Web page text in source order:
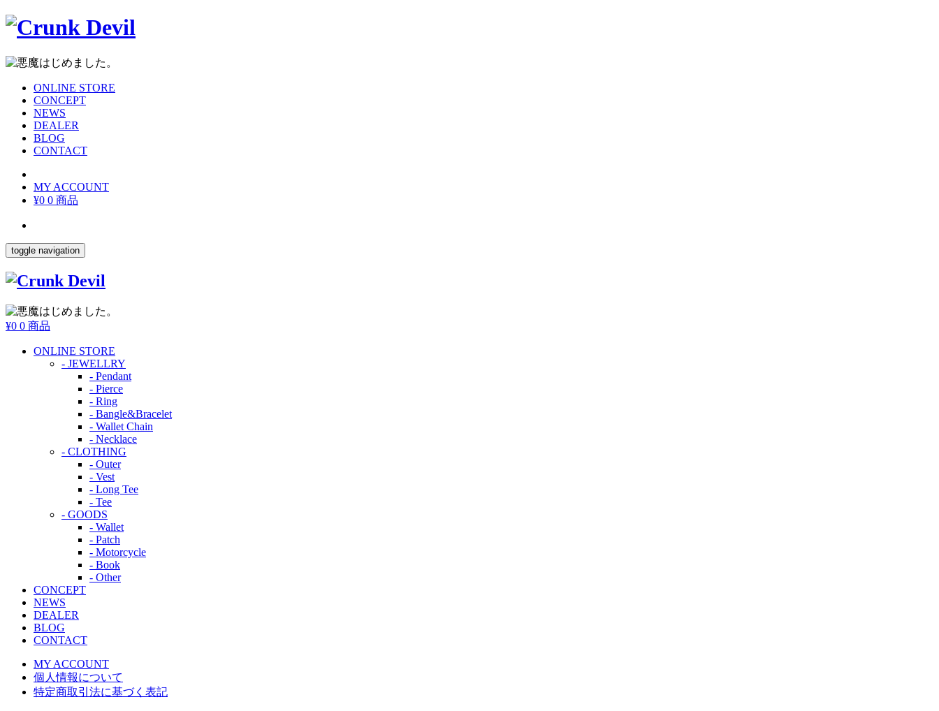
ONLINE STORE
CONCEPT
NEWS
DEALER
BLOG
CONTACT
MY ACCOUNT
¥0 0 商品
toggle navigation
¥0 0 商品
ONLINE STORE
- JEWELLRY
- Pendant
- Pierce
- Ring
- Bangle&Bracelet
- Wallet Chain
- Necklace
- CLOTHING
- Outer
- Vest
- Long Tee
- Tee
- GOODS
- Wallet
- Patch
- Motorcycle
- Book
- Other
CONCEPT
NEWS
DEALER
BLOG
CONTACT
MY ACCOUNT
個人情報について
特定商取引法に基づく表記